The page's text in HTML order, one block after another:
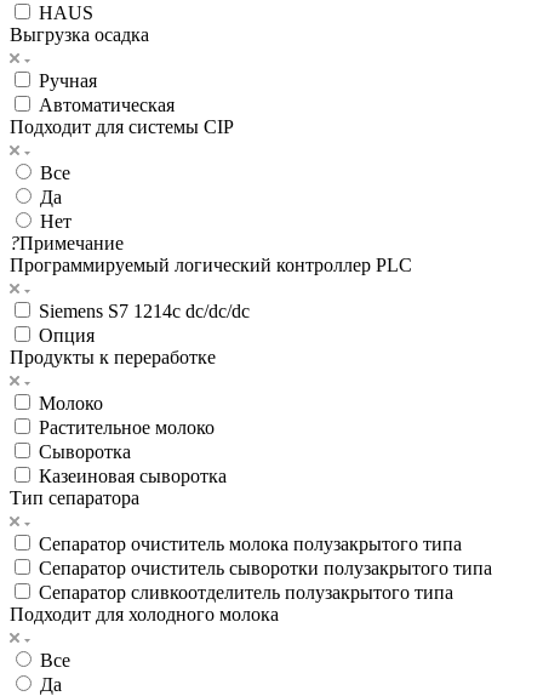
HAUS
Выгрузка осадка
Ручная
Автоматическая
Подходит для системы CIP
Все
Да
Нет
?Примечание
Программируемый логический контроллер PLC
Siemens S7 1214c dc/dc/dc
Опция
Продукты к переработке
Молоко
Растительное молоко
Сыворотка
Казеиновая сыворотка
Тип сепаратора
Сепаратор очиститель молока полузакрытого типа
Сепаратор очиститель сыворотки полузакрытого типа
Сепаратор сливкоотделитель полузакрытого типа
Подходит для холодного молока
Все
Да